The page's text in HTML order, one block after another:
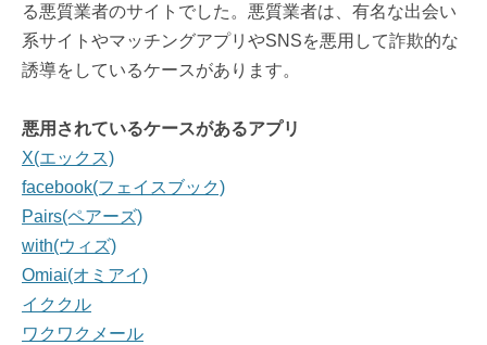
る悪質業者のサイトでした。悪質業者は、有名な出会い
系サイトやマッチングアプリやSNSを悪用して詐欺的な
誘導をしているケースがあります。
悪用されているケースがあるアプリ
X(エックス)
facebook(フェイスブック)
Pairs(ペアーズ)
with(ウィズ)
Omiai(オミアイ)
イククル
ワクワクメール